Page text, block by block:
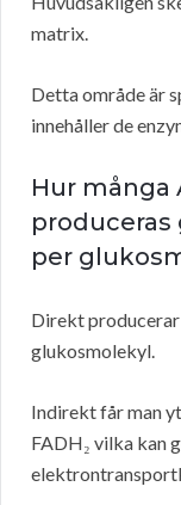
matrix.
Detta område är
innehåller de
Hur många
per
Direkt
glukosmolekyl.
Indirekt får man
FADH₂ vilka kan